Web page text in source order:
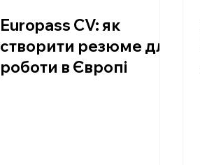
Europass CV: як
створити резюме для
роботи в Європі